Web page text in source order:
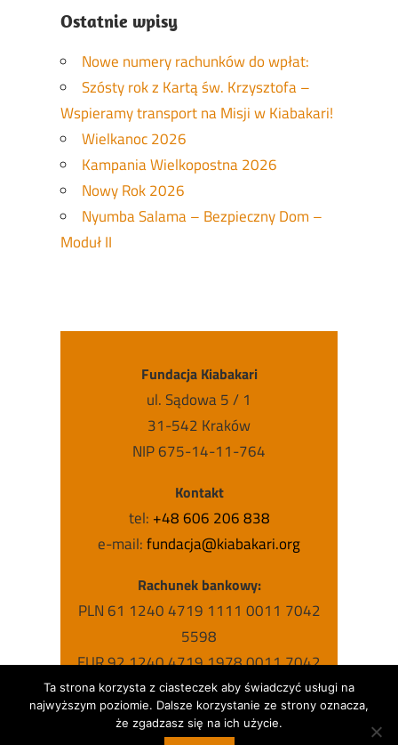
Ostatnie wpisy
Nowe numery rachunków do wpłat:
Szósty rok z Kartą św. Krzysztofa –
Wspieramy transport na Misji w Kiabakari!
Wielkanoc 2026
Kampania Wielkopostna 2026
Nowy Rok 2026
Nyumba Salama – Bezpieczny Dom –
Moduł II
Fundacja Kiabakari
ul. Sądowa 5 / 1
31-542 Kraków
NIP 675-14-11-764
Kontakt
tel: +48 606 206 838
e-mail:fundacja@kiabakari.org
Rachunek bankowy:
PLN 61 1240 4719 1111 0011 7042
5598
EUR 92 1240 4719 1978 0011 7042
5631
USD 63 1240 4719 1787 0011 7042
5615
Ta strona korzysta z ciasteczek aby świadczyć usługi na
najwyższym poziomie. Dalsze korzystanie ze strony oznacza,
że zgadzasz się na ich użycie.